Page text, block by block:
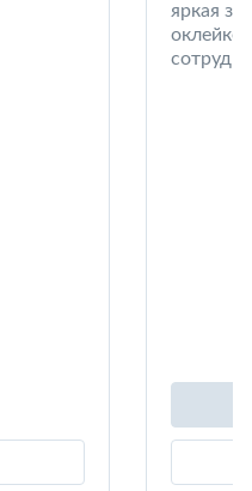
яркая
оклейке